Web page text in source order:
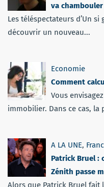
va
Les téléspectateurs d’Un
découvrir un nouveau...
Economie
Comment
Vous
immobilier. Dans ce cas, la
A LA UNE,
Patrick Bruel :
Zénith passe
Alors que Patrick Bruel fait